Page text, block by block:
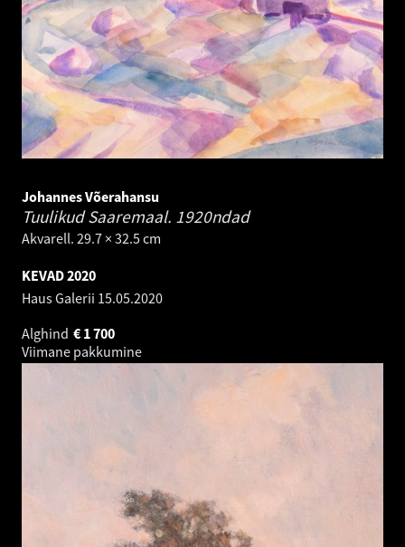
Johannes Võerahansu
Tuulikud Saaremaal. 1920ndad
Akvarell. 29.7 × 32.5 cm
KEVAD 2020
Haus Galerii 15.05.2020
Alghind
1 700
€
Viimane pakkumine